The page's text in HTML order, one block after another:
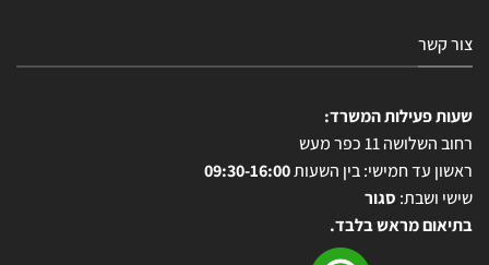
צור קשר
שעות פעילות המשרד:
רחוב השלושה 11 כפר מעש
ראשון עד חמישי: בין השעות09:30-16:00
שישי ושבת: סגור
בתיאום מראש בלבד.